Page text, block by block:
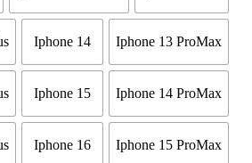
Iphone 13 ProMax
Iphone 14
Iphone 14 ProMax
Iphone 15
Iphone 15 ProMax
Iphone 16